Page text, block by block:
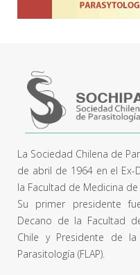
La Sociedad Chilena de
de abril de 1964 en el
la Facultad de Medicina
Su primer presidente
Decano de la Facultad
Chile y Presidente de la
Parasitología (FLAP).